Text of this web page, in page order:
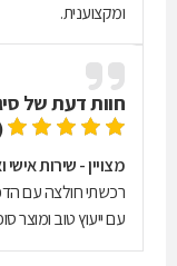
ומקצוענית.
חוות דעת של
מצויין - שירות
רכשתי חולצה עם
עם ייעוץ טוב ומוצר